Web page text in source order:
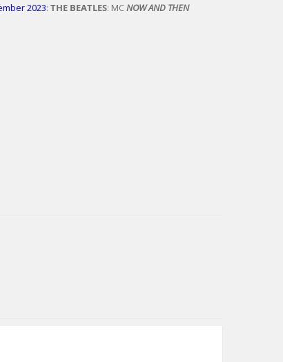
2023: THE BEATLES: MCNOW AND THEN